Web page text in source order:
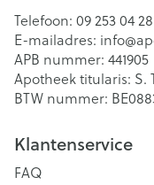
Telefoon: 09 253 04 28
E-mailadres: info@
APB nummer: 441905
Apotheek titularis: S.
BTW nummer:
Klantenservice
FAQ